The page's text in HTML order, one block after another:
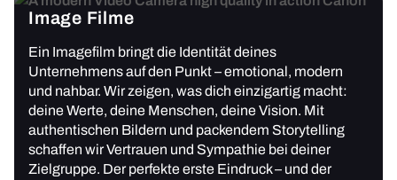
Image Filme
Ein Imagefilm bringt die Identität deines
Unternehmens auf den Punkt – emotional, modern
und nahbar. Wir zeigen, was dich einzigartig macht:
deine Werte, deine Menschen, deine Vision. Mit
authentischen Bildern und packendem Storytelling
schaffen wir Vertrauen und Sympathie bei deiner
Zielgruppe. Der perfekte erste Eindruck – und der